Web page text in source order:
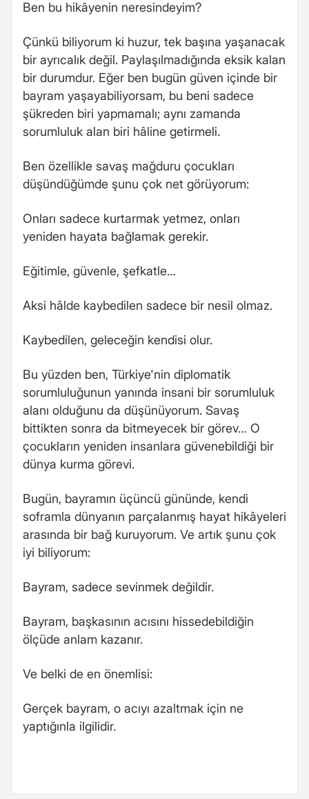
Ben bu hikâyenin neresindeyim?
Çünkü biliyorum ki huzur, tek başına yaşanacak
bir ayrıcalık değil. Paylaşılmadığında eksik kalan
bir durumdur. Eğer ben bugün güven içinde bir
bayram yaşayabiliyorsam, bu beni sadece
şükreden biri yapmamalı; aynı zamanda
sorumluluk alan biri hâline getirmeli.
Ben özellikle savaş mağduru çocukları
düşündüğümde şunu çok net görüyorum:
Onları sadece kurtarmak yetmez, onları
yeniden hayata bağlamak gerekir.
Eğitimle, güvenle, şefkatle…
Aksi hâlde kaybedilen sadece bir nesil olmaz.
Kaybedilen, geleceğin kendisi olur.
Bu yüzden ben, Türkiye'nin diplomatik
sorumluluğunun yanında insani bir sorumluluk
alanı olduğunu da düşünüyorum. Savaş
bittikten sonra da bitmeyecek bir görev… O
çocukların yeniden insanlara güvenebildiği bir
dünya kurma görevi.
Bugün, bayramın üçüncü gününde, kendi
soframla dünyanın parçalanmış hayat hikâyeleri
arasında bir bağ kuruyorum. Ve artık şunu çok
iyi biliyorum:
Bayram, sadece sevinmek değildir.
Bayram, başkasının acısını hissedebildiğin
ölçüde anlam kazanır.
Ve belki de en önemlisi:
Gerçek bayram, o acıyı azaltmak için ne
yaptığınla ilgilidir.